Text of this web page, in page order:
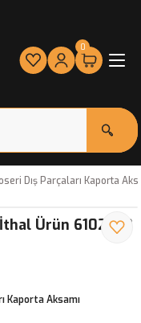
0
Dış Parçaları Kaporta
Ürün 6102363
Kaporta Aksamı